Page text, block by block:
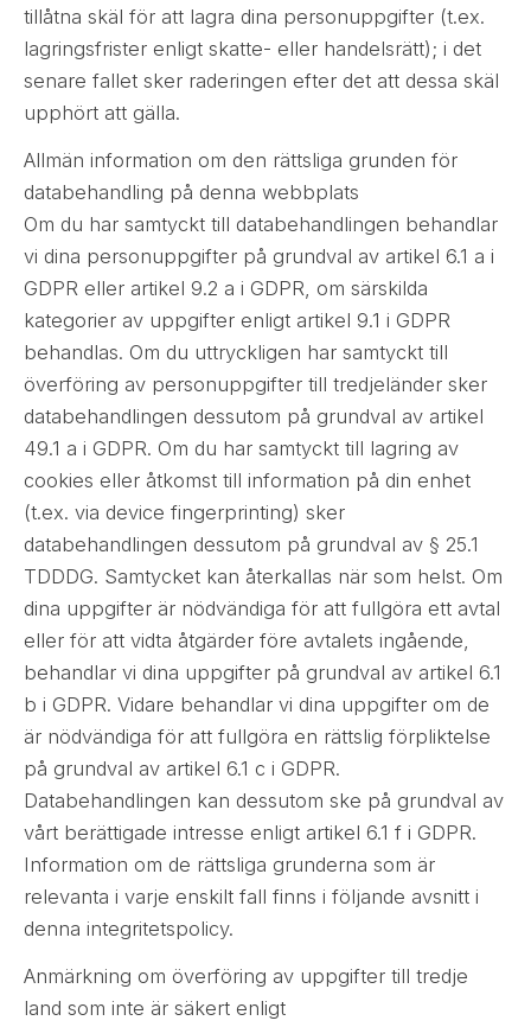
tillåtna skäl för att lagra dina personuppgifter (t.ex.
lagringsfrister enligt skatte- eller handelsrätt); i det
senare fallet sker raderingen efter det att dessa skäl
upphört att gälla.
Allmän information om den rättsliga grunden för
databehandling på denna webbplats
Om du har samtyckt till databehandlingen behandlar
vi dina personuppgifter på grundval av artikel 6.1 a i
GDPR eller artikel 9.2 a i GDPR, om särskilda
kategorier av uppgifter enligt artikel 9.1 i GDPR
behandlas. Om du uttryckligen har samtyckt till
överföring av personuppgifter till tredjeländer sker
databehandlingen dessutom på grundval av artikel
49.1 a i GDPR. Om du har samtyckt till lagring av
cookies eller åtkomst till information på din enhet
(t.ex. via device fingerprinting) sker
databehandlingen dessutom på grundval av § 25.1
TDDDG. Samtycket kan återkallas när som helst. Om
dina uppgifter är nödvändiga för att fullgöra ett avtal
eller för att vidta åtgärder före avtalets ingående,
behandlar vi dina uppgifter på grundval av artikel 6.1
b i GDPR. Vidare behandlar vi dina uppgifter om de
är nödvändiga för att fullgöra en rättslig förpliktelse
på grundval av artikel 6.1 c i GDPR.
Databehandlingen kan dessutom ske på grundval av
vårt berättigade intresse enligt artikel 6.1 f i GDPR.
Information om de rättsliga grunderna som är
relevanta i varje enskilt fall finns i följande avsnitt i
denna integritetspolicy.
Anmärkning om överföring av uppgifter till tredje
land som inte är säkert enligt